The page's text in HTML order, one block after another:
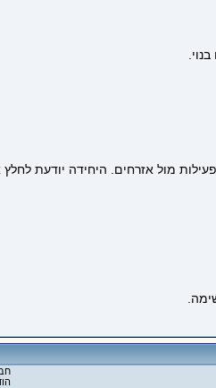
מול אזרחים. היחידה יודעת לחלץ